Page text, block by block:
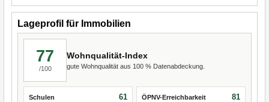
Lageprofil für Immobilien
77
/100
Wohnqualität-Index
gute Wohnqualität aus 100 % Datenabdeckung.
Schulen 61 ÖPNV-Erreichbarkeit 81